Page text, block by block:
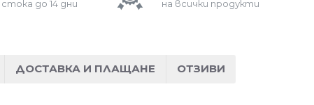
до 14 дни на всички продукти
ДОСТАВКА И ПЛАЩАНЕ ОТЗИВИ